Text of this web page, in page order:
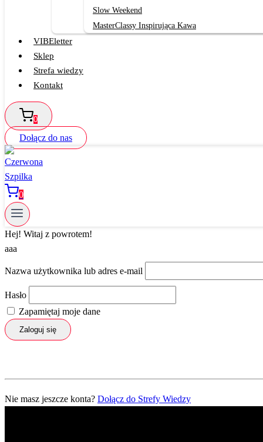
Slow Weekend
MasterClassy Inspirująca Kawa
VIBEletter
Sklep
Strefa wiedzy
Kontakt
0
Dołącz do nas
0
Hej! Witaj z powrotem!
aaa
Nazwa użytkownika lub adres e-mail
Hasło
Zapamiętaj moje dane
Zaloguj się
Nie masz jeszcze konta? Dołącz do Strefy Wiedzy